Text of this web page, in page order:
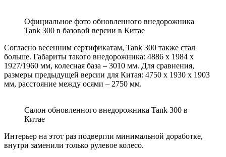
Официальное фото обновленного внедорожника
Tank 300 в базовой версии в Китае
Согласно весенним сертификатам, Tank 300 также стал
больше. Габариты такого внедорожника: 4886 х 1984 х
1927/1960 мм, колесная база – 3010 мм. Для сравнения,
размеры предыдущей версии для Китая: 4750 х 1930 х 1903
мм, расстояние между осями – 2750 мм.
Салон обновленного внедорожника Tank 300 в
Китае
Интерьер на этот раз подвергли минимальной доработке,
внутри заменили только рулевое колесо.